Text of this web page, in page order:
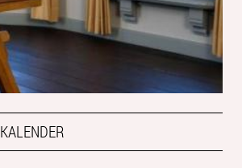
KALENDER